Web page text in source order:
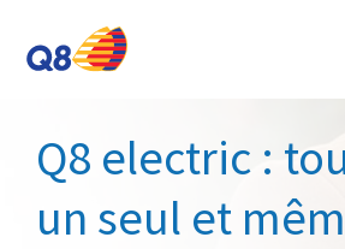
Q8 electric :
un seul et